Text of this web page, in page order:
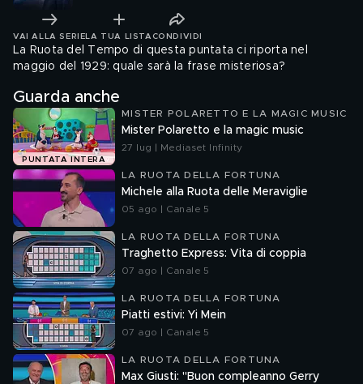
VAI ALLA SERIE LA TUA LISTA CONDIVIDI
La Ruota del Tempo di questa puntata ci riporta nel
maggio del 1929: quale sarà la frase misteriosa?
Guarda anche
PUNTATA INTERA
MISTER POLARETTO E LA MAGIC MUSIC
Mister Polaretto e la magic music
27 lug | Mediaset Infinity
LA RUOTA DELLA FORTUNA
Michele alla Ruota delle Meraviglie
05 ago | Canale 5
LA RUOTA DELLA FORTUNA
Traghetto Express: Vita di coppia
07 ago | Canale 5
LA RUOTA DELLA FORTUNA
Piatti estivi: Yi Mein
07 ago | Canale 5
LA RUOTA DELLA FORTUNA
Max Giusti: "Buon compleanno Gerry